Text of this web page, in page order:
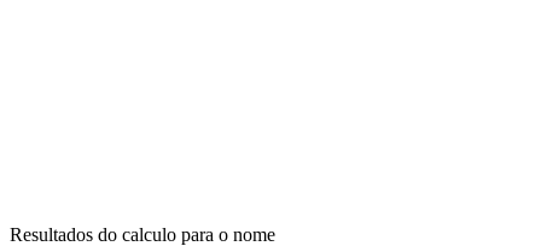
Resultados do calculo para o nome